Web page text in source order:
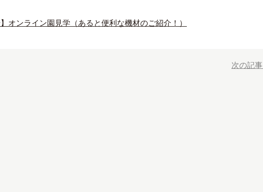
】オンライン園見学（あると便利な機材のご紹介！）
次の記事